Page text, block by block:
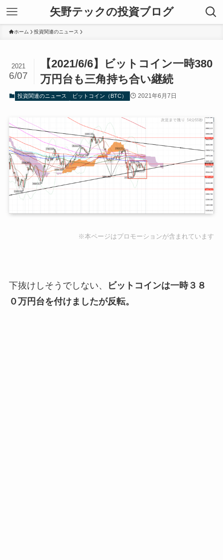
矢野テックの投資ブログ
ホーム 投資関連のニュース
【2021/6/6】ビットコイン一時380
万円台も三角持ち合い継続
2021
6/07
投資関連のニュース ビットコイン（BTC） 2021年6月7日
※本ページはプロモーションが含まれています
下抜けしそうでしない、
ビットコインは一時３８
０万円台を付けましたが反転。